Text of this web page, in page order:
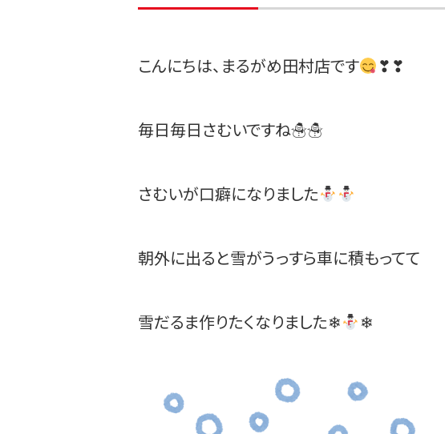
こんにちは、まるがめ田村店です ❣❣
毎日毎日さむいですね☃☃
さむいが口癖になりました
朝外に出ると雪がうっすら車に積もってて
雪だるま作りたくなりました❄ ❄